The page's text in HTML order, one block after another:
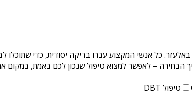
באלעזר. כל אנשי המקצוע עברו בדיקה יסודית, כדי
הבחירה – לאפשר למצוא טיפול שנכון לכם באמת, במקום
טיפול DBT